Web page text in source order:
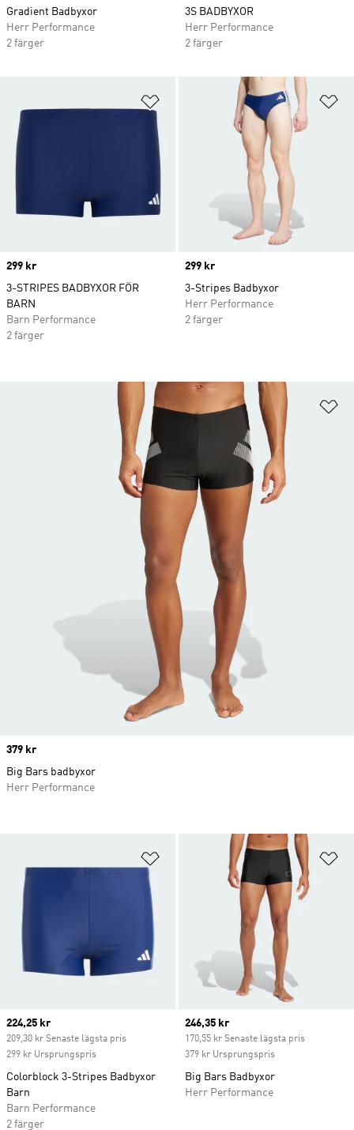
Gradient Badbyxor
Herr Performance
2 färger
3S BADBYXOR
Herr Performance
2 färger
Lägg till på önskelistan
Price
299 kr
3-STRIPES BADBYXOR FÖR
BARN
Barn Performance
2 färger
Price
299 kr
3-Stripes Badbyxor
Herr Performance
2 färger
Lägg till på önskelistan
Current price
224,25 kr
209,30 kr Senaste lägsta pris
299 kr Ursprungspris
Colorblock 3-Stripes Badbyxor
Barn
Barn Performance
2 färger
Current price
246,35 kr
170,55 kr Senaste lägsta pris
379 kr Ursprungspris
Big Bars Badbyxor
Herr Performance
Price
379 kr
Big Bars badbyxor
Herr Performance